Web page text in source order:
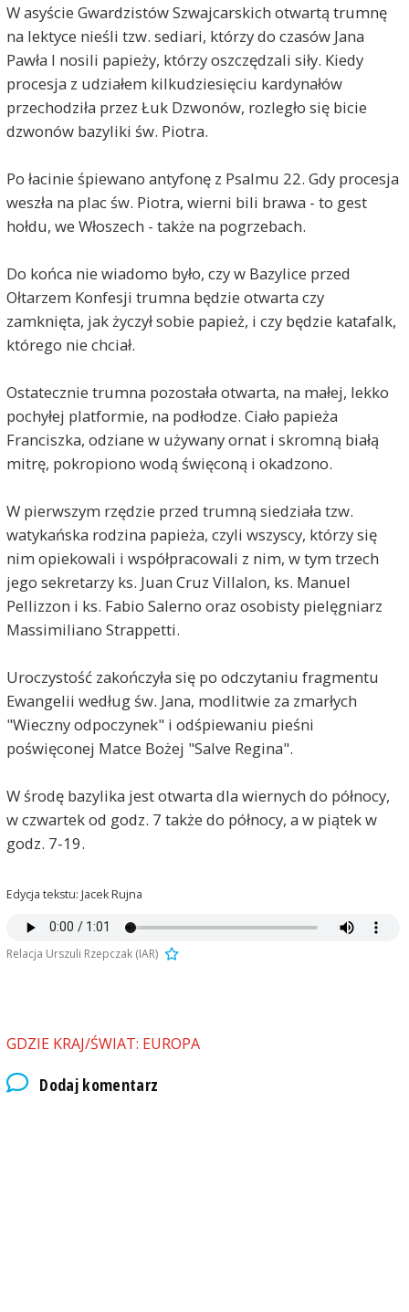
W asyście Gwardzistów Szwajcarskich otwartą trumnę
na lektyce nieśli tzw. sediari, którzy do czasów Jana
Pawła I nosili papieży, którzy oszczędzali siły. Kiedy
procesja z udziałem kilkudziesięciu kardynałów
przechodziła przez Łuk Dzwonów, rozległo się bicie
dzwonów bazyliki św. Piotra.
Po łacinie śpiewano antyfonę z Psalmu 22. Gdy procesja
weszła na plac św. Piotra, wierni bili brawa - to gest
hołdu, we Włoszech - także na pogrzebach.
Do końca nie wiadomo było, czy w Bazylice przed
Ołtarzem Konfesji trumna będzie otwarta czy
zamknięta, jak życzył sobie papież, i czy będzie katafalk,
którego nie chciał.
Ostatecznie trumna pozostała otwarta, na małej, lekko
pochyłej platformie, na podłodze. Ciało papieża
Franciszka, odziane w używany ornat i skromną białą
mitrę, pokropiono wodą święconą i okadzono.
W pierwszym rzędzie przed trumną siedziała tzw.
watykańska rodzina papieża, czyli wszyscy, którzy się
nim opiekowali i współpracowali z nim, w tym trzech
jego sekretarzy ks. Juan Cruz Villalon, ks. Manuel
Pellizzon i ks. Fabio Salerno oraz osobisty pielęgniarz
Massimiliano Strappetti.
Uroczystość zakończyła się po odczytaniu fragmentu
Ewangelii według św. Jana, modlitwie za zmarłych
"Wieczny odpoczynek" i odśpiewaniu pieśni
poświęconej Matce Bożej "Salve Regina".
W środę bazylika jest otwarta dla wiernych do północy,
w czwartek od godz. 7 także do północy, a w piątek w
godz. 7-19.
Edycja tekstu: Jacek Rujna
Relacja Urszuli Rzepczak (IAR)
GDZIE KRAJ/ŚWIAT: EUROPA
Dodaj komentarz